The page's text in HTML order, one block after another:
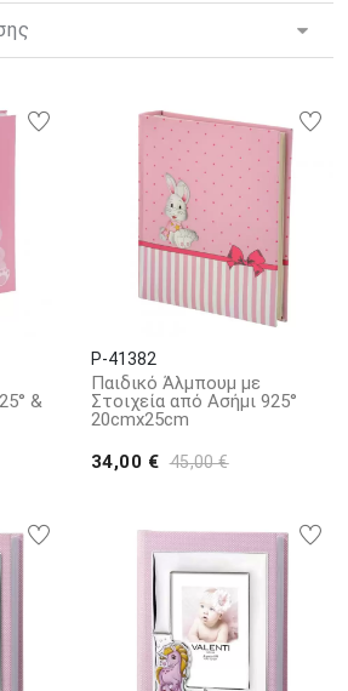
σχέδια για το αγοράκι και το
άλμπουμ δεν προστατεύει απλά
φωτογραφιών φιλοξενεί και κρατά
την αγάπη για κάθε όμορφη ανάμνηση.
για φωτογραφίες και κάντε ένα
ένα από τα πιο σπουδαία πράγματα που
του!
&
P-41382
Παιδικό Άλμπουμ με
Στοιχεία από Ασήμι 925°
20cmx25cm
34,00 € 45,00 €